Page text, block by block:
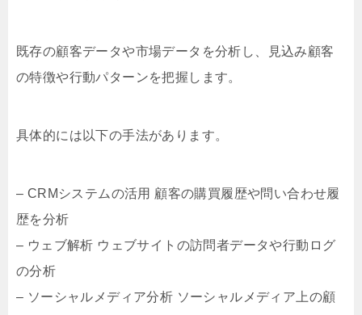
既存の顧客データや市場データを分析し、見込み顧客
の特徴や行動パターンを把握します。
具体的には以下の手法があります。
– CRMシステムの活用 顧客の購買履歴や問い合わせ履
歴を分析
– ウェブ解析 ウェブサイトの訪問者データや行動ログ
の分析
– ソーシャルメディア分析 ソーシャルメディア上の顧